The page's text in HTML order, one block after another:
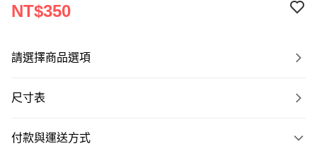
NT$350
請選擇商品選項
尺寸表
付款與運送方式